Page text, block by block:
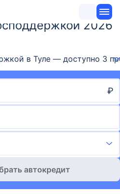
2026
в Туле — доступно 3
₽
автокредит